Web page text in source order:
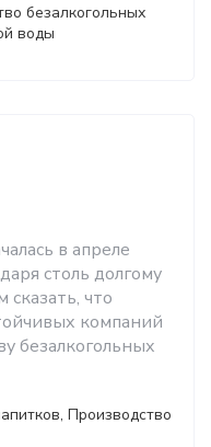
безалкогольных
воды
в апреле
столь долгому
что
компаний
безалкогольных
Производство